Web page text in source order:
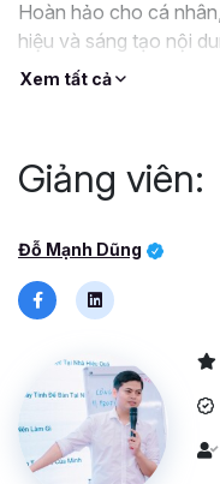
Hoàn hảo cho cá
hiệu và sáng tạo nội
Xem tất cả
Giảng viên:
Đỗ Mạnh Dũng